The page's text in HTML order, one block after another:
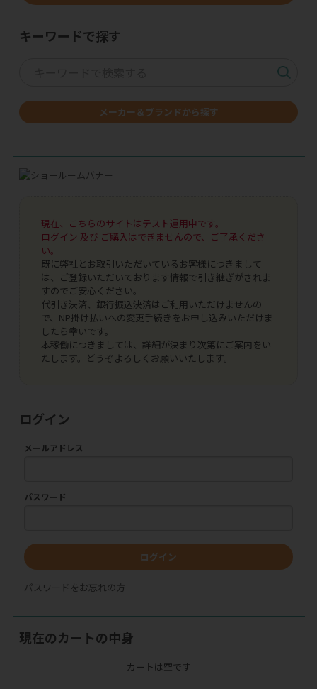
キーワードで探す
メーカー＆ブランドから探す
現在、こちらのサイトはテスト運用中です。
ログイン 及び ご購入はできませんので、ご了承くださ
い。
既に弊社とお取引いただいているお客様につきまして
は、ご登録いただいております情報で引き継ぎがされま
すのでご安心ください。
代引き決済、銀行振込決済はご利用いただけませんの
で、NP掛け払いへの変更手続きをお申し込みいただけま
したら幸いです。
本稼働につきましては、詳細が決まり次第にご案内をい
たします。どうぞよろしくお願いいたします。
ログイン
メールアドレス
パスワード
ログイン
パスワードをお忘れの方
現在のカートの中身
カートは空です